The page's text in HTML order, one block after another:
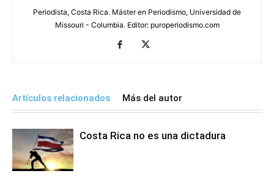
Periodista, Costa Rica. Máster en Periodismo, Universidad de
Missouri - Columbia. Editor: puroperiodismo.com
Artículos relacionados Más del autor
Costa Rica no es una dictadura